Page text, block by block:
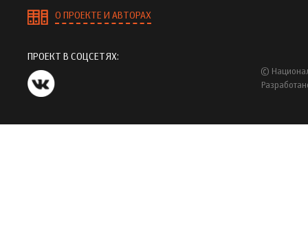
О ПРОЕКТЕ И АВТОРАХ
ПРОЕКТ В СОЦСЕТЯХ:
©